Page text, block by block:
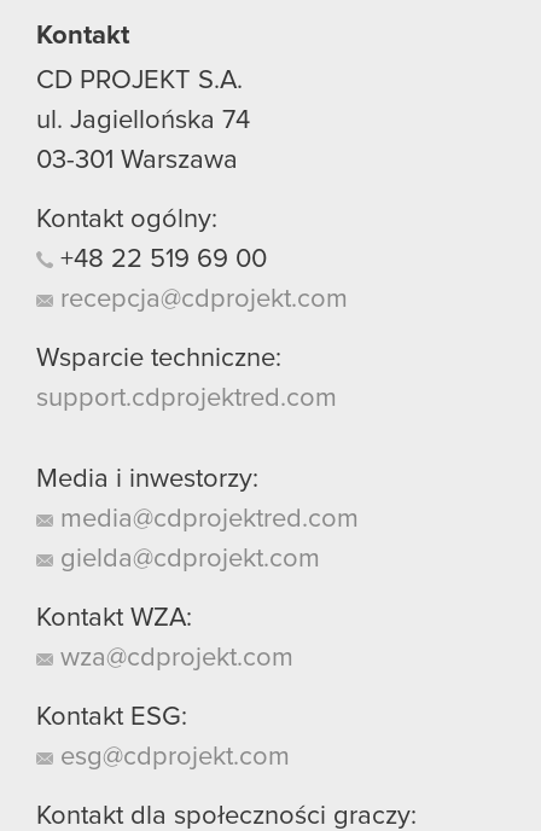
Kontakt
CD PROJEKT S.A.
ul. Jagiellońska 74
03-301 Warszawa
Kontakt ogólny:
+48 22 519 69 00
recepcja@cdprojekt.com
Wsparcie techniczne:
support.cdprojektred.com
Media i inwestorzy:
media@cdprojektred.com
gielda@cdprojekt.com
Kontakt WZA:
wza@cdprojekt.com
Kontakt ESG:
esg@cdprojekt.com
Kontakt dla społeczności graczy: